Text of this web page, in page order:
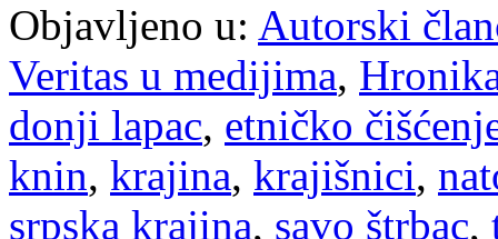
Objavljeno u: Autorski
Veritas u medijima,
donji lapac, etničko
knin, krajina, krajišnici,
srpska krajina, savo štrbac,